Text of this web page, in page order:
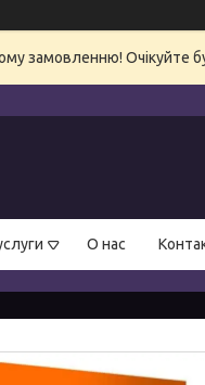
замовленню! Очікуйте
О нас